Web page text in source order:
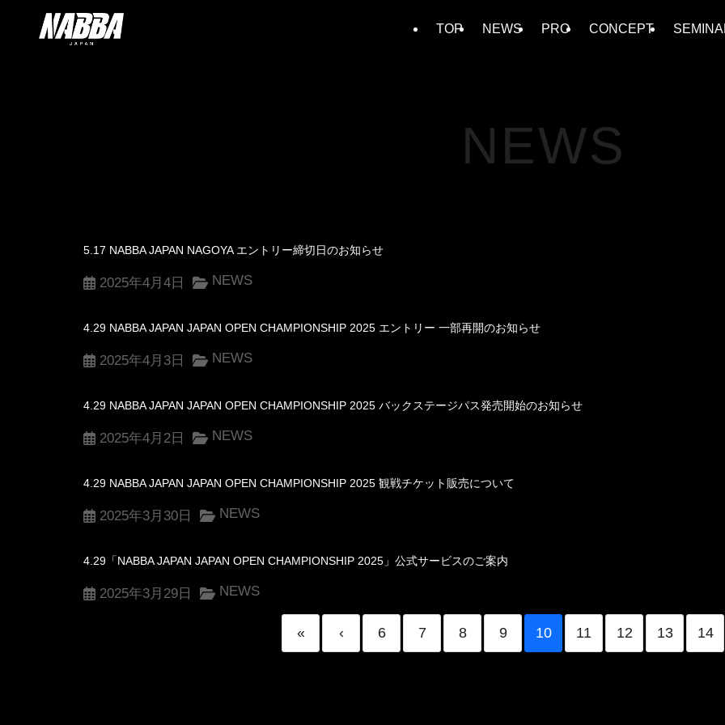
TOP NEWS PRO CONCEPT
NEWS
5.17 NABBA JAPAN NAGOYA エントリー締切日のお知らせ
2025年4月4日 NEWS
4.29 NABBA JAPAN JAPAN OPEN CHAMPIONSHIP 2025 エントリー 一部再開のお知らせ
2025年4月3日 NEWS
4.29 NABBA JAPAN JAPAN OPEN CHAMPIONSHIP 2025 バックステージパス発売開始のお知らせ
2025年4月2日 NEWS
4.29 NABBA JAPAN JAPAN OPEN CHAMPIONSHIP 2025 観戦チケット販売について
2025年3月30日 NEWS
4.29「NABBA JAPAN JAPAN OPEN CHAMPIONSHIP 2025」公式サービスのご案内
2025年3月29日 NEWS
« ‹ 6 7 8 9 10 11 12 13 14